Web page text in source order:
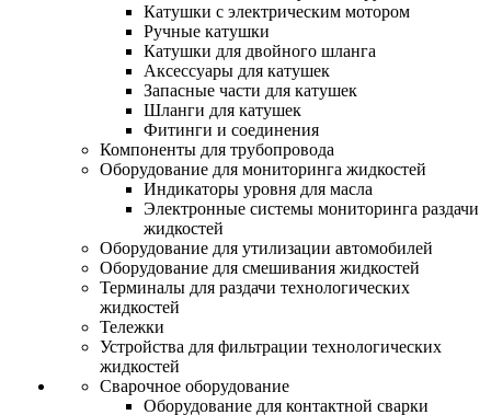
Катушки с электрическим мотором
Ручные катушки
Катушки для двойного шланга
Аксессуары для катушек
Запасные части для катушек
Шланги для катушек
Фитинги и соединения
Компоненты для трубопровода
Оборудование для мониторинга жидкостей
Индикаторы уровня для масла
Электронные системы мониторинга раздачи
жидкостей
Оборудование для утилизации автомобилей
Оборудование для смешивания жидкостей
Терминалы для раздачи технологических
жидкостей
Тележки
Устройства для фильтрации технологических
жидкостей
Сварочное оборудование
Оборудование для контактной сварки